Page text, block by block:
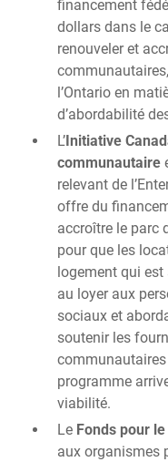
financement
dollars dans le
renouveler et
l’Ontario en
d’abordabilité
L’Initiative
communautaire
relevant de
offre du
accroître le parc
pour que les
logement qui
au loyer aux
sociaux et
soutenir les
programme
viabilité.
Le Fonds pour
aux organismes